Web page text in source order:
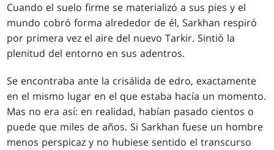
Cuando el suelo firme se materializó a sus pies y el
mundo cobró forma alrededor de él, Sarkhan respiró
por primera vez el aire del nuevo Tarkir. Sintió la
plenitud del entorno en sus adentros.
Se encontraba ante la crisálida de edro, exactamente
en el mismo lugar en el que estaba hacía un momento.
Mas no era así: en realidad, habían pasado cientos o
puede que miles de años. Si Sarkhan fuese un hombre
menos perspicaz y no hubiese sentido el transcurso